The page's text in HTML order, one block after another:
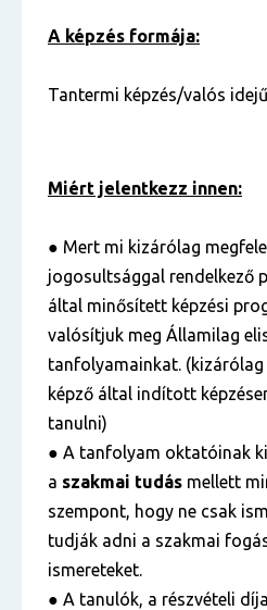
A képzés formája:
Tantermi képzés/valós
Miért jelentkezz innen:
● Mert mi kizárólag
jogosultsággal rendelkező
által minősített képzési
valósítjuk meg Államilag
tanfolyamainkat.
képző által indított
tanulni)
● A tanfolyam oktatóinak
a szakmai tudás mellett
szempont, hogy ne csak
tudják adni a szakmai
ismereteket.
● A tanulók, a részvételi